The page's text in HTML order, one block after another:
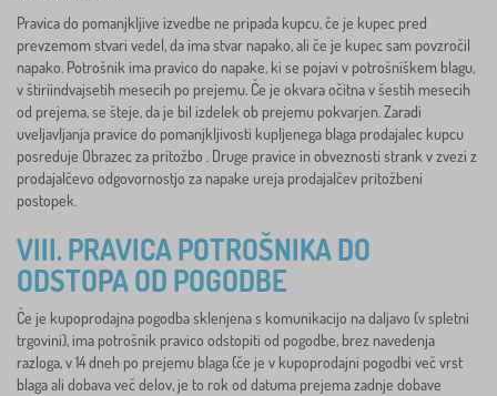
Pravica do pomanjkljive izvedbe ne pripada kupcu, če je kupec pred
prevzemom stvari vedel, da ima stvar napako, ali če je kupec sam povzročil
napako. Potrošnik ima pravico do napake, ki se pojavi v potrošniškem blagu,
v štiriindvajsetih mesecih po prejemu. Če je okvara očitna v šestih mesecih
od prejema, se šteje, da je bil izdelek ob prejemu pokvarjen. Zaradi
uveljavljanja pravice do pomanjkljivosti kupljenega blaga prodajalec kupcu
posreduje Obrazec za pritožbo . Druge pravice in obveznosti strank v zvezi z
prodajalčevo odgovornostjo za napake ureja prodajalčev pritožbeni
postopek.
VIII. PRAVICA POTROŠNIKA DO
ODSTOPA OD POGODBE
Če je kupoprodajna pogodba sklenjena s komunikacijo na daljavo (v spletni
trgovini), ima potrošnik pravico odstopiti od pogodbe, brez navedenja
razloga, v 14 dneh po prejemu blaga (če je v kupoprodajni pogodbi več vrst
blaga ali dobava več delov, je to rok od datuma prejema zadnje dobave